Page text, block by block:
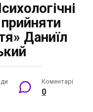
Даниїл
Коментарі
0